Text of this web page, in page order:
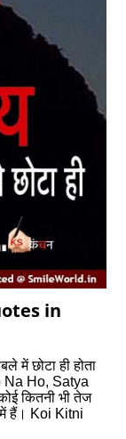
in
में छोटा ही होता
Ho, Satya
कितनी भी तेज
हैं। Koi Kitni